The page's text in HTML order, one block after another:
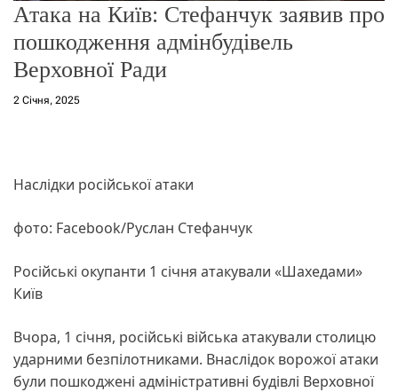
Атака на Київ: Стефанчук заявив про
пошкодження адмінбудівель
Верховної Ради
2 Січня, 2025
Наслідки російської атаки
фото: Facebook/Руслан Стефанчук
Російські окупанти 1 січня атакували «Шахедами»
Київ
Вчора, 1 січня, російські війська атакували столицю
ударними безпілотниками. Внаслідок ворожої атаки
були пошкоджені адміністративні будівлі Верховної